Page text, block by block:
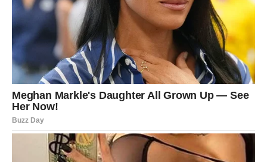
Devica je dugo želela jasnoću. Mart donosi odgovore.
U ljubavi dolazi razgovor koji rešava dilemu. Na poslu –
stabilnost i konkretni planovi.
Vaša želja za unutrašnjim mirom sada se ostvaruje.
VAGA – ŽELJA ZA
RAVNOTEŽOM I SREĆOM